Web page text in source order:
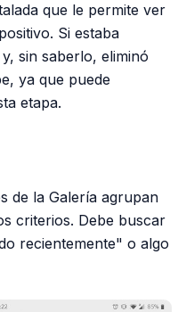
que le permite ver
Si estaba
sin saberlo, eliminó
ya que puede
etapa.
de la Galería agrupan
criterios. Debe buscar
recientemente" o algo